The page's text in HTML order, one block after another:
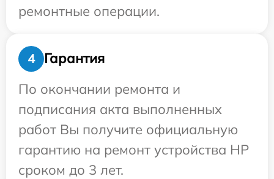
ремонтные операции.
4
Гарантия
По окончании ремонта и
подписания акта выполненных
работ Вы получите официальную
гарантию на ремонт устройства HP
сроком до 3 лет.